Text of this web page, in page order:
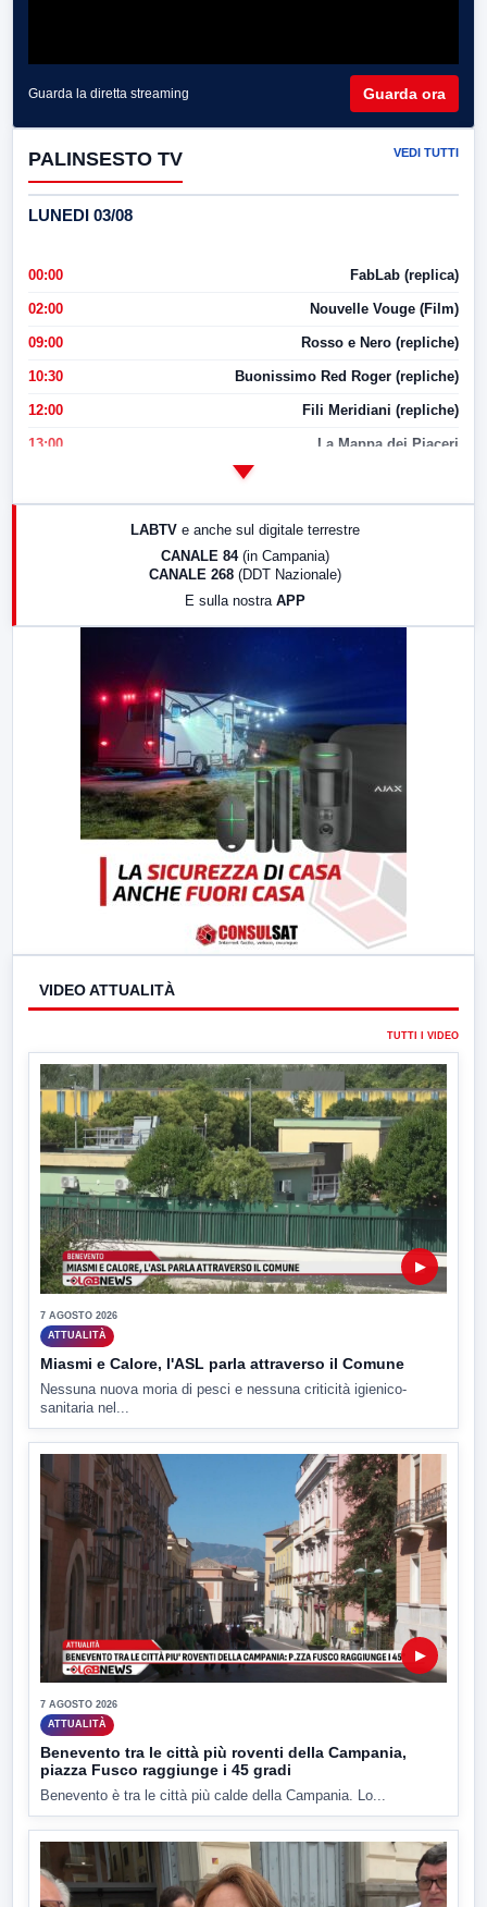
Guarda la diretta streaming Guarda ora
PALINSESTO TV VEDI TUTTI
LUNEDI 03/08
00:00 FabLab (replica)
02:00 Nouvelle Vouge (Film)
09:00 Rosso e Nero (repliche)
10:30 Buonissimo Red Roger (repliche)
12:00 Fili Meridiani (repliche)
13:00 La Mappa dei Piaceri
LABTV e anche sul digitale terrestre
CANALE 84 (in Campania)
CANALE 268 (DDT Nazionale)
E sulla nostra APP
VIDEO ATTUALITÀ
TUTTI I VIDEO
▶
7 AGOSTO 2026
ATTUALITÀ
Miasmi e Calore, l'ASL parla attraverso il Comune
Nessuna nuova moria di pesci e nessuna criticità igienico-
sanitaria nel...
▶
7 AGOSTO 2026
ATTUALITÀ
Benevento tra le città più roventi della Campania,
piazza Fusco raggiunge i 45 gradi
Benevento è tra le città più calde della Campania. Lo...